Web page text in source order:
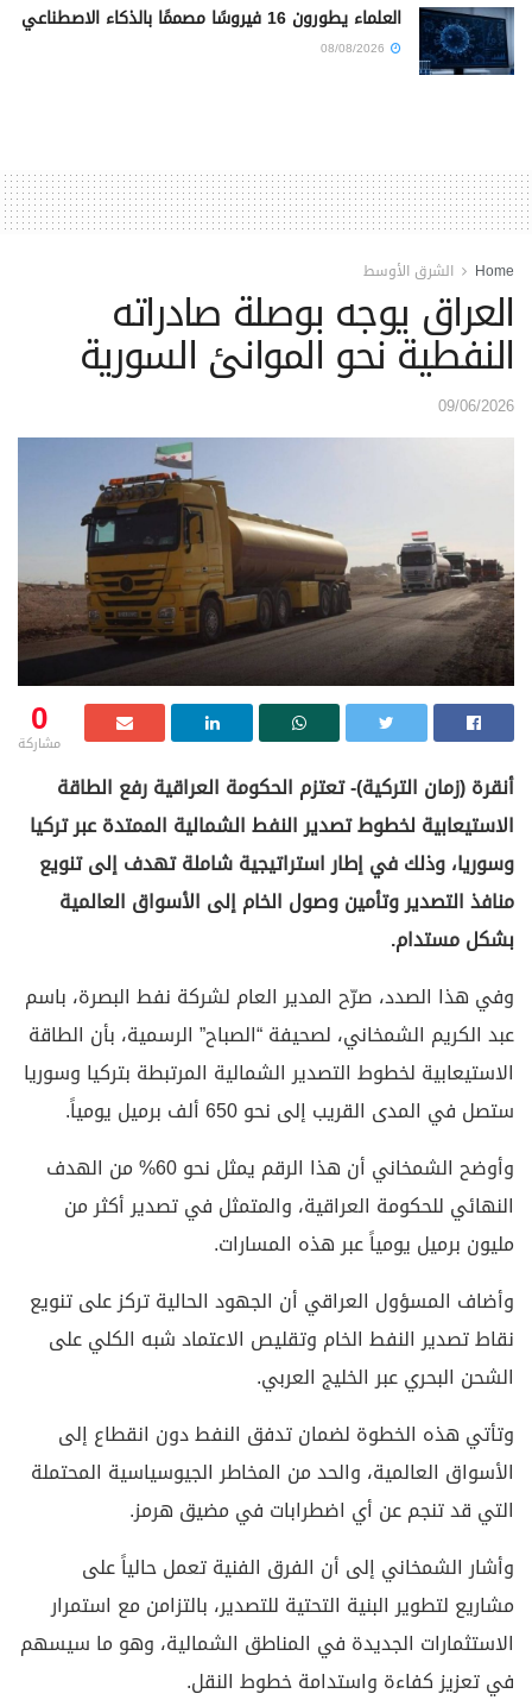
العلماء يطورون 16 فيروسًا مصممًا بالذكاء الاصطناعي
08/08/2026
Home الشرق الأوسط
العراق يوجه بوصلة صادراته
النفطية نحو الموانئ السورية
09/06/2026
0
مشاركة
أنقرة (زمان التركية)- تعتزم الحكومة العراقية رفع الطاقة
الاستيعابية لخطوط تصدير النفط الشمالية الممتدة عبر تركيا
وسوريا، وذلك في إطار استراتيجية شاملة تهدف إلى تنويع
منافذ التصدير وتأمين وصول الخام إلى الأسواق العالمية
بشكل مستدام.
وفي هذا الصدد، صرّح المدير العام لشركة نفط البصرة، باسم
عبد الكريم الشمخاني، لصحيفة “الصباح” الرسمية، بأن الطاقة
الاستيعابية لخطوط التصدير الشمالية المرتبطة بتركيا وسوريا
ستصل في المدى القريب إلى نحو 650 ألف برميل يومياً.
وأوضح الشمخاني أن هذا الرقم يمثل نحو 60% من الهدف
النهائي للحكومة العراقية، والمتمثل في تصدير أكثر من
مليون برميل يومياً عبر هذه المسارات.
وأضاف المسؤول العراقي أن الجهود الحالية تركز على تنويع
نقاط تصدير النفط الخام وتقليص الاعتماد شبه الكلي على
الشحن البحري عبر الخليج العربي.
وتأتي هذه الخطوة لضمان تدفق النفط دون انقطاع إلى
الأسواق العالمية، والحد من المخاطر الجيوسياسية المحتملة
التي قد تنجم عن أي اضطرابات في مضيق هرمز.
وأشار الشمخاني إلى أن الفرق الفنية تعمل حالياً على
مشاريع لتطوير البنية التحتية للتصدير، بالتزامن مع استمرار
الاستثمارات الجديدة في المناطق الشمالية، وهو ما سيسهم
في تعزيز كفاءة واستدامة خطوط النقل.